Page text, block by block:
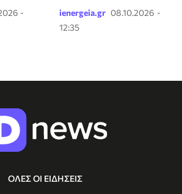
-
ienergeia.gr 08.10.2026 -
12:35
ΟΛΕΣ ΟΙ ΕΙΔΗΣΕΙΣ